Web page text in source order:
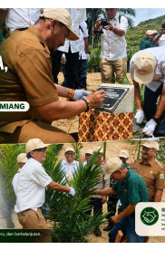
a
n
t
a
t
i
o
n
D
o
r
o
n
g
K